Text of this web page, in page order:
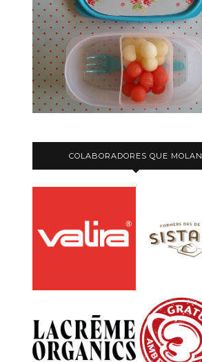
COLABORADORES QUE MOLAN